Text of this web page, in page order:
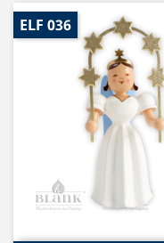
ELF 036